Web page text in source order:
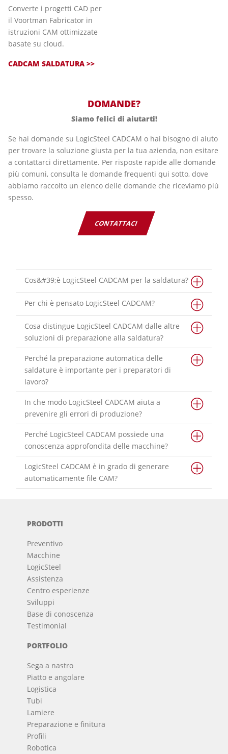
Converte i progetti CAD per
il Voortman Fabricator in
istruzioni CAM ottimizzate
basate su cloud.
CADCAM SALDATURA >>
DOMANDE?
Siamo felici di aiutarti!
Se hai domande su LogicSteel CADCAM o hai bisogno di aiuto
per trovare la soluzione giusta per la tua azienda, non esitare
a contattarci direttamente. Per risposte rapide alle domande
più comuni, consulta le domande frequenti qui sotto, dove
abbiamo raccolto un elenco delle domande che riceviamo più
spesso.
CONTATTACI
Cos&#39;è LogicSteel CADCAM per la saldatura?
Per chi è pensato LogicSteel CADCAM?
Cosa distingue LogicSteel CADCAM dalle altre
soluzioni di preparazione alla saldatura?
Perché la preparazione automatica delle
saldature è importante per i preparatori di
lavoro?
In che modo LogicSteel CADCAM aiuta a
prevenire gli errori di produzione?
Perché LogicSteel CADCAM possiede una
conoscenza approfondita delle macchine?
LogicSteel CADCAM è in grado di generare
automaticamente file CAM?
PRODOTTI
Preventivo
Macchine
LogicSteel
Assistenza
Centro esperienze
Sviluppi
Base di conoscenza
Testimonial
PORTFOLIO
Sega a nastro
Piatto e angolare
Logistica
Tubi
Lamiere
Preparazione e finitura
Profili
Robotica